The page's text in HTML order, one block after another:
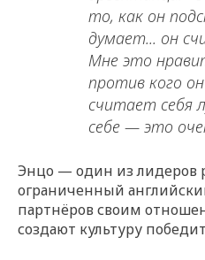
то, как он
думает... он
Мне это
против кого
считает себя
себе — это
Энцо — один из лидеров
ограниченный
партнёров своим
создают культуру